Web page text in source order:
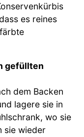
es reines
gefüllten
dem Backen
lagere sie in
wo sie
sie wieder